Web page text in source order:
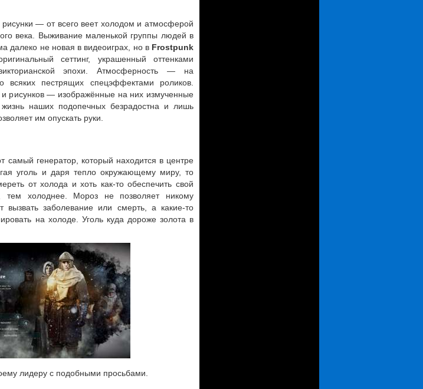
— от всего веет холодом и атмосферой
века. Выживание маленькой группы людей в
далеко не новая в видеоиграх, но в Frostpunk
сеттинг, украшенный оттенками
эпохи. Атмосферность — на
пестрящих спецэффектами роликов.
и рисунков — изображённые на них измученные
наших подопечных безрадостна и лишь
им опускать руки.
самый генератор, который находится в центре
уголь и даря тепло окружающему миру, то
от холода и хоть как-то обеспечить свой
холоднее. Мороз не позволяет никому
заболевание или смерть, а какие-то
на холоде. Уголь куда дороже золота в
лидеру с подобными просьбами.